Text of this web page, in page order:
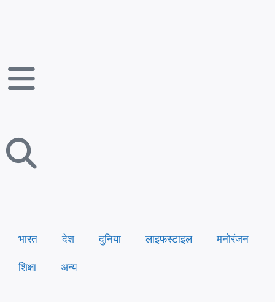
भारत देश दुनिया लाइफस्टाइल मनोरंजन
शिक्षा अन्य